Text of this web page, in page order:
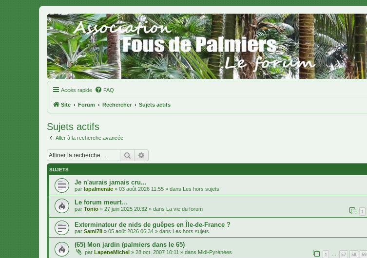
Accès rapide FAQ
Site Forum Rechercher Sujets actifs
Sujets actifs
Aller à la recherche avancée
Rechercher
SUJETS
Je n'aurais jamais cru...
par lapalmeraie » 03 août 2026 11:55 » dans Les hors sujets
Le forum meurt...
par Tonio » 27 juin 2025 20:32 » dans La vie du forum 1
Exterminateur de nids de guêpes en Île-de-France ?
par Sami78 » 05 août 2026 06:34 » dans Les hors sujets
(65) Mon jardin (palmiers dans le 65)
par LapeneMichel » 28 oct. 2007 10:11 » dans Midi-Pyrénées 1 … 57 58 59